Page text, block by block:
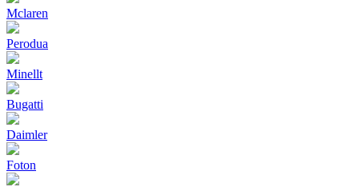
Mclaren
Perodua
Minellt
Bugatti
Daimler
Foton